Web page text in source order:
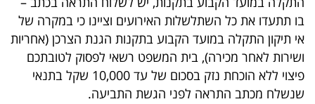
פרסמו
באייס
עקבו
בו תתעדו את כל השתלשלות האירועים וציינו כי במקרה של
אי תיקון התקלה במועד הקבוע בתקנות הגנת הצרכן (אחריות
ושירות לאחר מכירה), בית המשפט רשאי לפסוק לטובתכם
פיצוי ללא הוכחת נזק בסכום של עד 10,000 שקל בתנאי
שנשלח מכתב התראה לפני הגשת התביעה.